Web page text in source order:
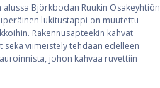
Björkbodan Ruukin Osakeyhtiön
lukitustappi on muutettu
Rakennusapteekin kahvat
viimeistely tehdään edelleen
johon kahvaa ruvettiin